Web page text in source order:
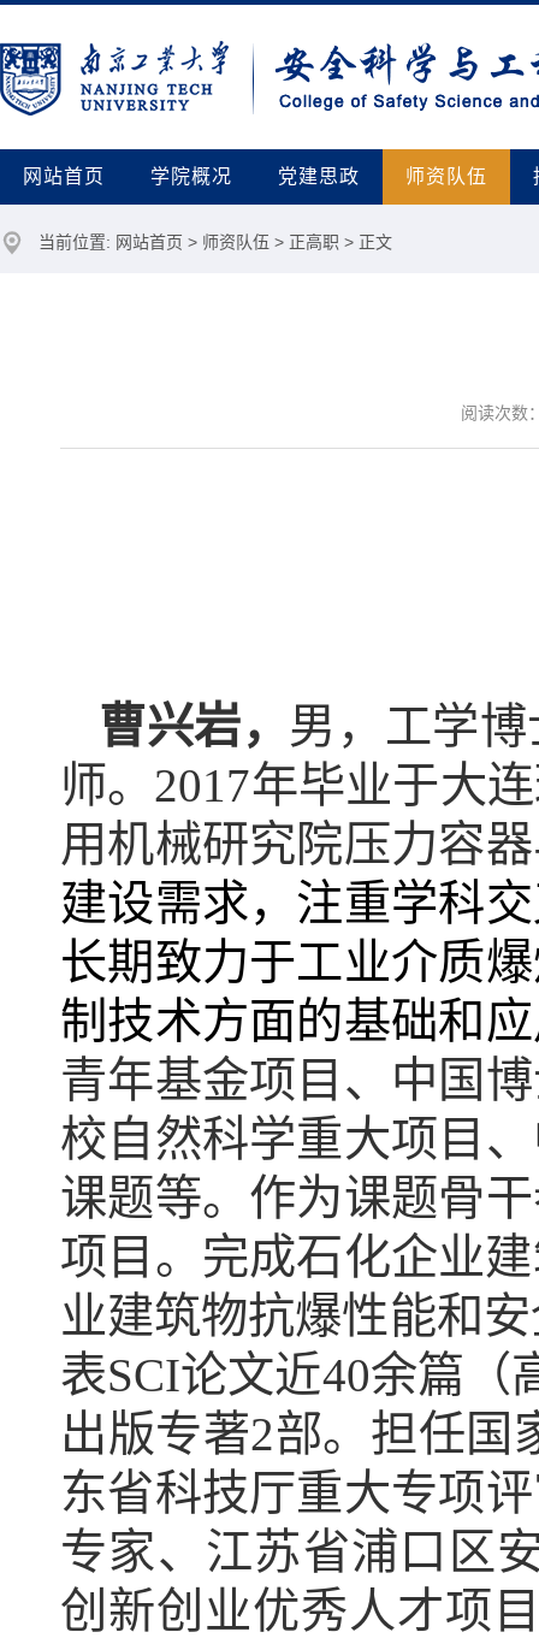
网站首页 学院概况 党建思政 师资队伍
当前位置: 网站首页 > 师资队伍 > 正高职 > 正文
阅读次数
曹兴岩， 男，
工学
师。2017年毕业于大
用机械研究院压力容
建设需求，注重学科
长期致力于工业介质
制技术方面的基础和
青年基金项目、中国
校自然科学重大项目
课题等。作为课题骨
项目。完成石化企业
业建筑物抗爆性能和
表SCI论文近40余篇
出版专著2部。 担任 国
东省科技厅重大专项
专家、 江苏省浦口区
创新创业优秀人才项